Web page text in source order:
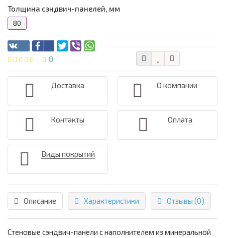
Толщина сэндвич-панелей, мм
80
0
Доставка О компании
Контакты Оплата
Виды покрытий
Описание Характеристики Отзывы (0)
Стеновые сэндвич-панели с наполнителем из минеральной